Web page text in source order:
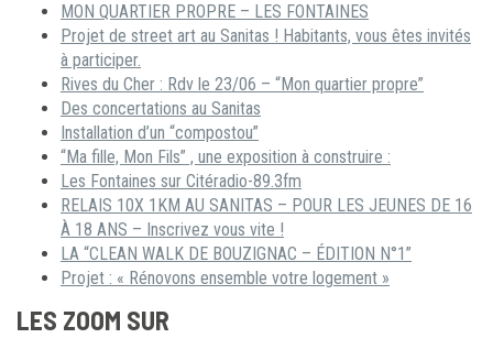
MON QUARTIER PROPRE – LES FONTAINES
Projet de street art au Sanitas ! Habitants, vous êtes invités
à participer.
Rives du Cher : Rdv le 23/06 – “Mon quartier propre”
Des concertations au Sanitas
Installation d’un “compostou”
“Ma fille, Mon Fils” , une exposition à construire :
Les Fontaines sur Citéradio-89.3fm
RELAIS 10X 1KM AU SANITAS – POUR LES JEUNES DE 16
À 18 ANS – Inscrivez vous vite !
LA “CLEAN WALK DE BOUZIGNAC – ÉDITION N°1”
Projet : « Rénovons ensemble votre logement »
LES ZOOM SUR